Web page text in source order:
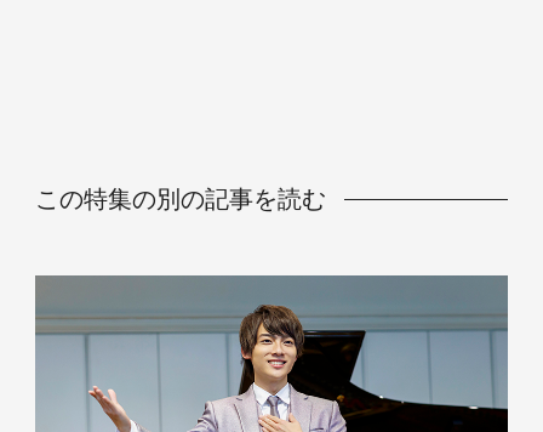
この特集の別の記事を読む